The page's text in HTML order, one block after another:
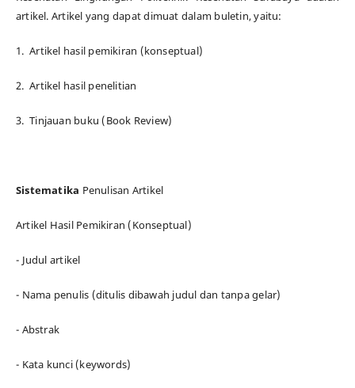
artikel. Artikel yang dapat dimuat dalam buletin, yaitu:
1. Artikel hasil pemikiran (konseptual)
2. Artikel hasil penelitian
3. Tinjauan buku (Book Review)
Sistematika Penulisan Artikel
Artikel Hasil Pemikiran (Konseptual)
- Judul artikel
- Nama penulis (ditulis dibawah judul dan tanpa gelar)
- Abstrak
- Kata kunci (keywords)